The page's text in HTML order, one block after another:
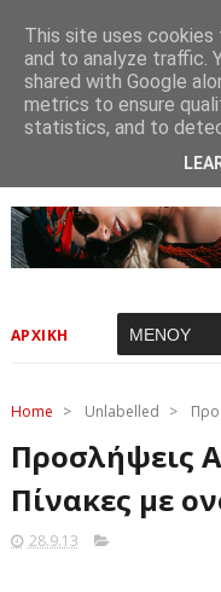
ΑΡΧΙΚΗ
Home > Unlabelled >
Προσλήψεις
Πίνακες με
28.9.13
This site uses
and to analyze traffic.
shared with Google
metrics to ensure
statistics, and to